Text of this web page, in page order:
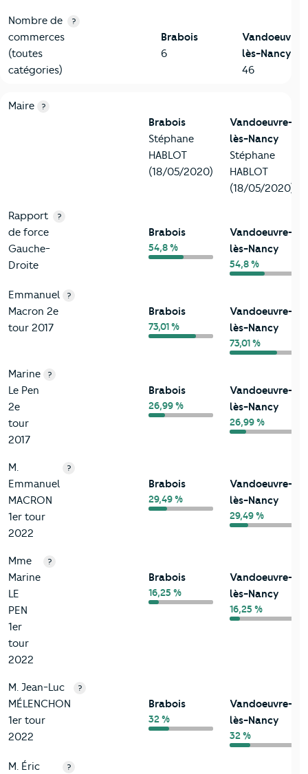
Nombre de
commerces
(toutes
catégories)
?
Brabois
6
Vandoeuvre-
lès-Nancy
46
6-Politique
Critères
Maire ?
Brabois
Stéphane
HABLOT
(18/05/2020)
Vandoeuvre-
lès-Nancy
Stéphane
HABLOT
(18/05/2020)
Rapport
de force
Gauche-
Droite
?
Brabois
54,8 %
Vandoeuvre-
lès-Nancy
54,8 %
Emmanuel
Macron 2e
tour 2017
?
Brabois
73,01 %
Vandoeuvre-
lès-Nancy
73,01 %
Marine
Le Pen
2e
tour
2017
?
Brabois
26,99 %
Vandoeuvre-
lès-Nancy
26,99 %
M.
Emmanuel
MACRON
1er tour
2022
?
Brabois
29,49 %
Vandoeuvre-
lès-Nancy
29,49 %
Mme
Marine
LE
PEN
1er
tour
2022
?
Brabois
16,25 %
Vandoeuvre-
lès-Nancy
16,25 %
M. Jean-Luc
MÉLENCHON
1er tour
2022
?
Brabois
32 %
Vandoeuvre-
lès-Nancy
32 %
M. Éric
?